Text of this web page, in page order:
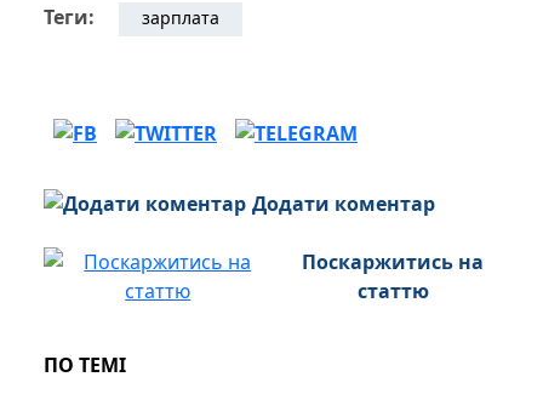
Теги: зарплата
Додати коментар
Поскаржитись на
статтю
ПО ТЕМІ